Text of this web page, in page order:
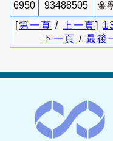
6950 93488505
金
[第一頁 / 上一頁]
下一頁 / 最後